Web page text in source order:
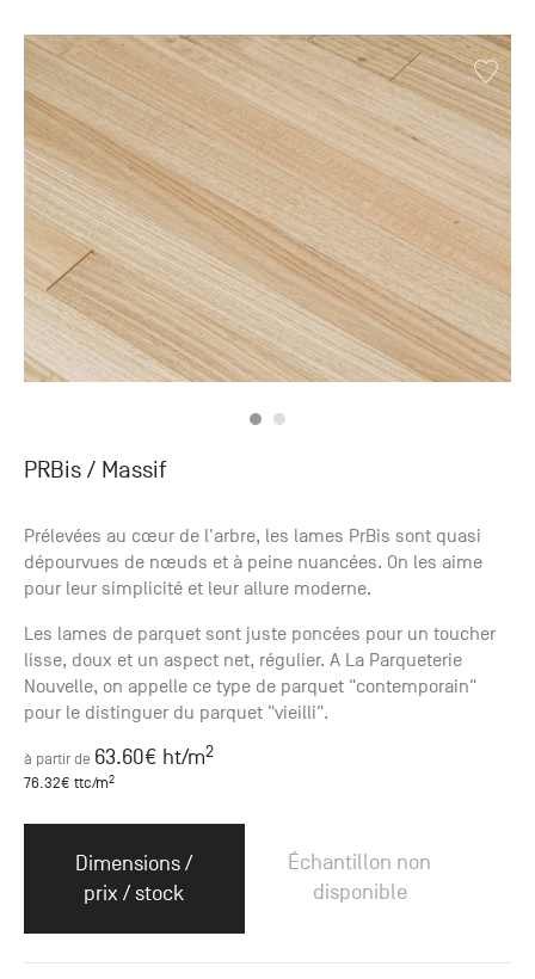
PRBis / Massif
Prélevées au cœur de l'arbre, les lames PrBis sont quasi
dépourvues de nœuds et à peine nuancées. On les aime
pour leur simplicité et leur allure moderne.
Les lames de parquet sont juste poncées pour un toucher
lisse, doux et un aspect net, régulier. A La Parqueterie
Nouvelle, on appelle ce type de parquet "contemporain"
pour le distinguer du parquet "vieilli".
à partir de 63.60€ ht/m2
76.32€ ttc/m2
Dimensions /
prix / stock
Échantillon non
disponible